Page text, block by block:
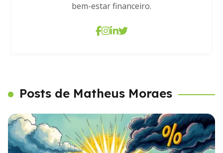
bem-estar financeiro.
Posts de Matheus Moraes